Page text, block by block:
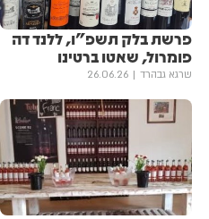
פרשת בלק תשפ"ו, ללנד דה
פומרול, שאטו ברטינו
שרגא גבהרד 26.06.26